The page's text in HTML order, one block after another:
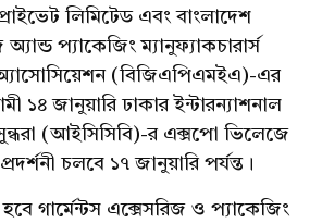
লিমিটেড এবং বাংলাদেশ
অ্যান্ড প্যাকেজিং ম্যানুফ্যাকচারার্স
অ্যাসোসিয়েশন (বিজিএপিএমইএ)-এর
১৪ জানুয়ারি ঢাকার ইন্টারন্যাশনাল
(আইসিসিবি)-র এক্সপো ভিলেজে
চলবে ১৭ জানুয়ারি পর্যন্ত।
গার্মেন্টস এক্সেসরিজ ও প্যাকেজিং